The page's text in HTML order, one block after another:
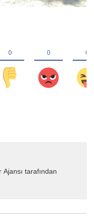
tarafından